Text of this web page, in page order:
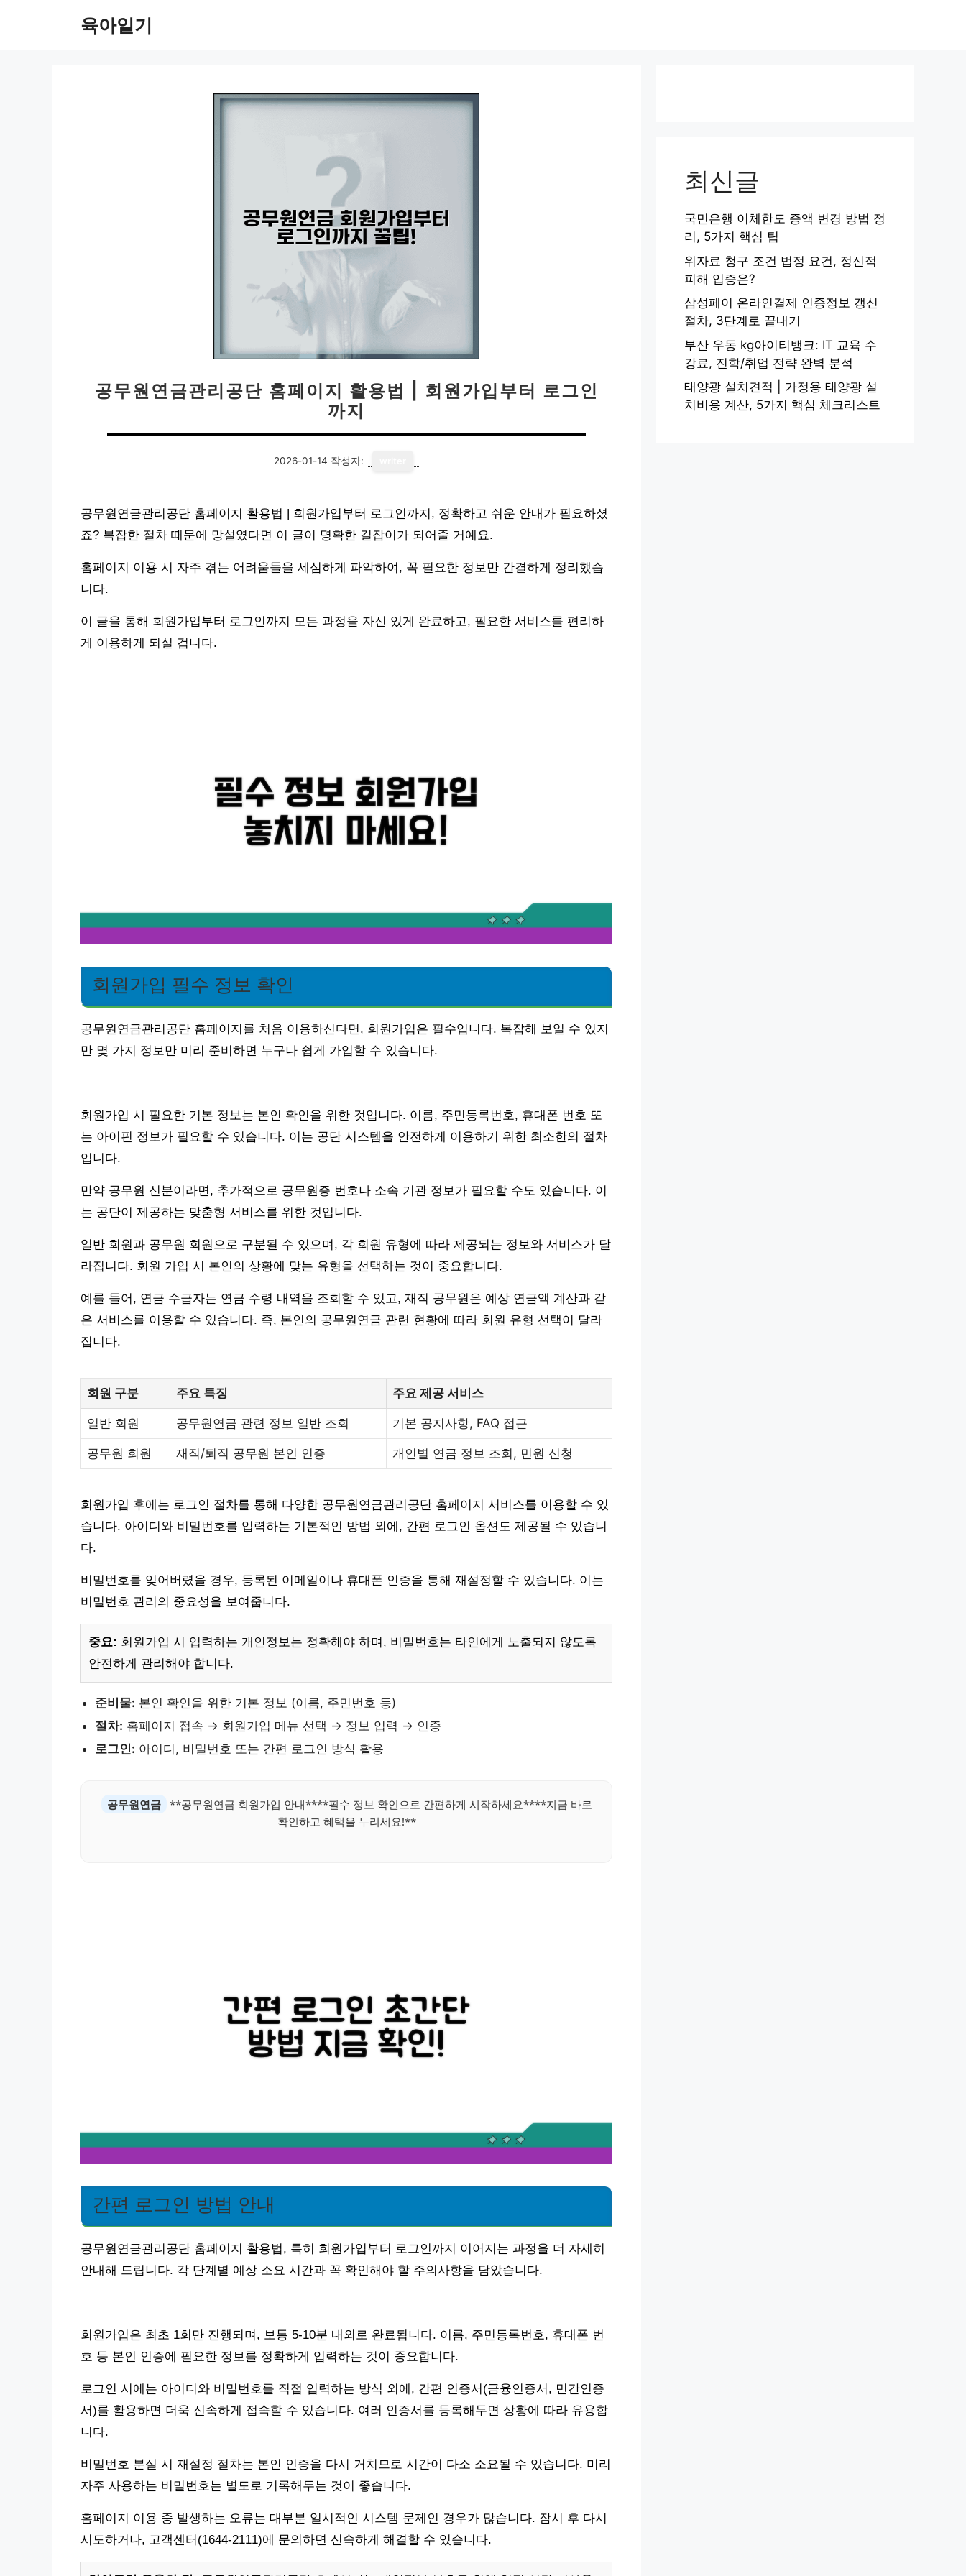
육아일기
공무원연금관리공단 홈페이지 활용법 | 회원가입부터 로그인
까지
2026-01-14 작성자:
공무원연금관리공단 홈페이지 활용법 | 회원가입부터 로그인까지, 정확하고 쉬운 안내가 필요하셨
죠? 복잡한 절차 때문에 망설였다면 이 글이 명확한 길잡이가 되어줄 거예요.
홈페이지 이용 시 자주 겪는 어려움들을 세심하게 파악하여, 꼭 필요한 정보만 간결하게 정리했습
니다.
이 글을 통해 회원가입부터 로그인까지 모든 과정을 자신 있게 완료하고, 필요한 서비스를 편리하
게 이용하게 되실 겁니다.
회원가입 필수 정보 확인
공무원연금관리공단 홈페이지를 처음 이용하신다면, 회원가입은 필수입니다. 복잡해 보일 수 있지
만 몇 가지 정보만 미리 준비하면 누구나 쉽게 가입할 수 있습니다.
회원가입 시 필요한 기본 정보는 본인 확인을 위한 것입니다. 이름, 주민등록번호, 휴대폰 번호 또
는 아이핀 정보가 필요할 수 있습니다. 이는 공단 시스템을 안전하게 이용하기 위한 최소한의 절차
입니다.
만약 공무원 신분이라면, 추가적으로 공무원증 번호나 소속 기관 정보가 필요할 수도 있습니다. 이
는 공단이 제공하는 맞춤형 서비스를 위한 것입니다.
일반 회원과 공무원 회원으로 구분될 수 있으며, 각 회원 유형에 따라 제공되는 정보와 서비스가 달
라집니다. 회원 가입 시 본인의 상황에 맞는 유형을 선택하는 것이 중요합니다.
예를 들어, 연금 수급자는 연금 수령 내역을 조회할 수 있고, 재직 공무원은 예상 연금액 계산과 같
은 서비스를 이용할 수 있습니다. 즉, 본인의 공무원연금 관련 현황에 따라 회원 유형 선택이 달라
집니다.
회원 구분 주요 특징 주요 제공 서비스
일반 회원 공무원연금 관련 정보 일반 조회 기본 공지사항, FAQ 접근
공무원 회원 재직/퇴직 공무원 본인 인증 개인별 연금 정보 조회, 민원 신청
회원가입 후에는 로그인 절차를 통해 다양한 공무원연금관리공단 홈페이지 서비스를 이용할 수 있
습니다. 아이디와 비밀번호를 입력하는 기본적인 방법 외에, 간편 로그인 옵션도 제공될 수 있습니
다.
비밀번호를 잊어버렸을 경우, 등록된 이메일이나 휴대폰 인증을 통해 재설정할 수 있습니다. 이는
비밀번호 관리의 중요성을 보여줍니다.
중요: 회원가입 시 입력하는 개인정보는 정확해야 하며, 비밀번호는 타인에게 노출되지 않도록
안전하게 관리해야 합니다.
준비물: 본인 확인을 위한 기본 정보 (이름, 주민번호 등)
절차: 홈페이지 접속 → 회원가입 메뉴 선택 → 정보 입력 → 인증
로그인: 아이디, 비밀번호 또는 간편 로그인 방식 활용
공무원연금
**공무원연금 회원가입 안내****필수 정보 확인으로 간편하게 시작하세요****지금 바로
확인하고 혜택을 누리세요!**
간편 로그인 방법 안내
공무원연금관리공단 홈페이지 활용법, 특히 회원가입부터 로그인까지 이어지는 과정을 더 자세히
안내해 드립니다. 각 단계별 예상 소요 시간과 꼭 확인해야 할 주의사항을 담았습니다.
회원가입은 최초 1회만 진행되며, 보통 5-10분 내외로 완료됩니다. 이름, 주민등록번호, 휴대폰 번
호 등 본인 인증에 필요한 정보를 정확하게 입력하는 것이 중요합니다.
로그인 시에는 아이디와 비밀번호를 직접 입력하는 방식 외에, 간편 인증서(금융인증서, 민간인증
서)를 활용하면 더욱 신속하게 접속할 수 있습니다. 여러 인증서를 등록해두면 상황에 따라 유용합
니다.
비밀번호 분실 시 재설정 절차는 본인 인증을 다시 거치므로 시간이 다소 소요될 수 있습니다. 미리
자주 사용하는 비밀번호는 별도로 기록해두는 것이 좋습니다.
홈페이지 이용 중 발생하는 오류는 대부분 일시적인 시스템 문제인 경우가 많습니다. 잠시 후 다시
시도하거나, 고객센터(1644-2111)에 문의하면 신속하게 해결할 수 있습니다.
최신글
국민은행 이체한도 증액 변경 방법 정
리, 5가지 핵심 팁
위자료 청구 조건 법정 요건, 정신적
피해 입증은?
삼성페이 온라인결제 인증정보 갱신
절차, 3단계로 끝내기
부산 우동 kg아이티뱅크: IT 교육 수
강료, 진학/취업 전략 완벽 분석
태양광 설치견적 | 가정용 태양광 설
치비용 계산, 5가지 핵심 체크리스트